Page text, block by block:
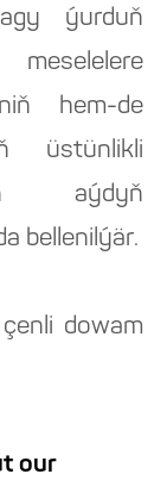
ýurduň
hem-de
üstünlikli
aýdyň
bellenilýär.
dowam
our